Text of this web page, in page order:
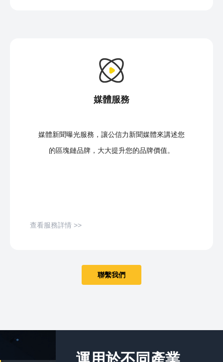
媒體服務
媒體新聞曝光服務，讓公信力新聞媒體來講述您
的區塊鏈品牌，大大提升您的品牌價值。
查看服務詳情 >>
聯繫我們